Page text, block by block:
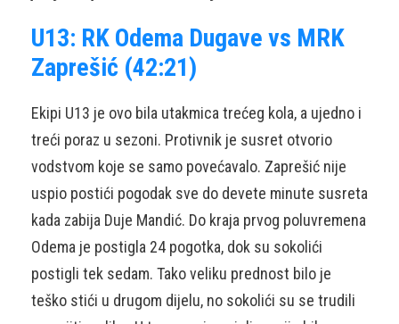
U13: RK Odema Dugave vs MRK
Zaprešić (42:21)
Ekipi U13 je ovo bila utakmica trećeg kola, a ujedno i
treći poraz u sezoni. Protivnik je susret otvorio
vodstvom koje se samo povećavalo. Zaprešić nije
uspio postići pogodak sve do devete minute susreta
kada zabija Duje Mandić. Do kraja prvog poluvremena
Odema je postigla 24 pogotka, dok su sokolići
postigli tek sedam. Tako veliku prednost bilo je
teško stići u drugom dijelu, no sokolići su se trudili